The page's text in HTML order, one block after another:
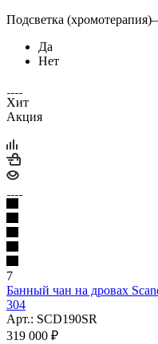
Подсветка (хромотерапия)
Да
Нет
Хит
Акция
7
Банный чан на дровах
304
Арт.: SCD190SR
319 000 ₽